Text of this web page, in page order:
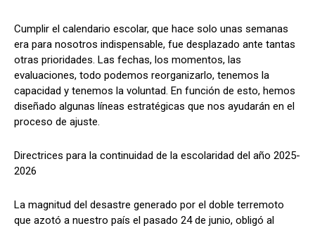
Cumplir el calendario escolar, que hace solo unas semanas
era para nosotros indispensable, fue desplazado ante tantas
otras prioridades. Las fechas, los momentos, las
evaluaciones, todo podemos reorganizarlo, tenemos la
capacidad y tenemos la voluntad. En función de esto, hemos
diseñado algunas líneas estratégicas que nos ayudarán en el
proceso de ajuste.
Directrices para la continuidad de la escolaridad del año 2025-
2026
La magnitud del desastre generado por el doble terremoto
que azotó a nuestro país el pasado 24 de junio, obligó al